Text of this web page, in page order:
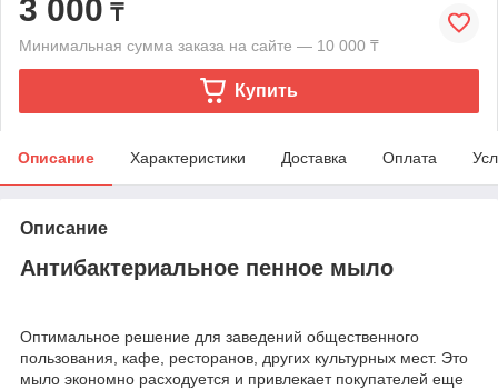
3 000 ₸
Минимальная сумма заказа на сайте — 10 000 ₸
Купить
Описание Характеристики Доставка Оплата
Описание
Антибактериальное пенное мыло
Оптимальное решение для заведений общественного
пользования, кафе, ресторанов, других культурных мест. Это
мыло экономно расходуется и привлекает покупателей еще